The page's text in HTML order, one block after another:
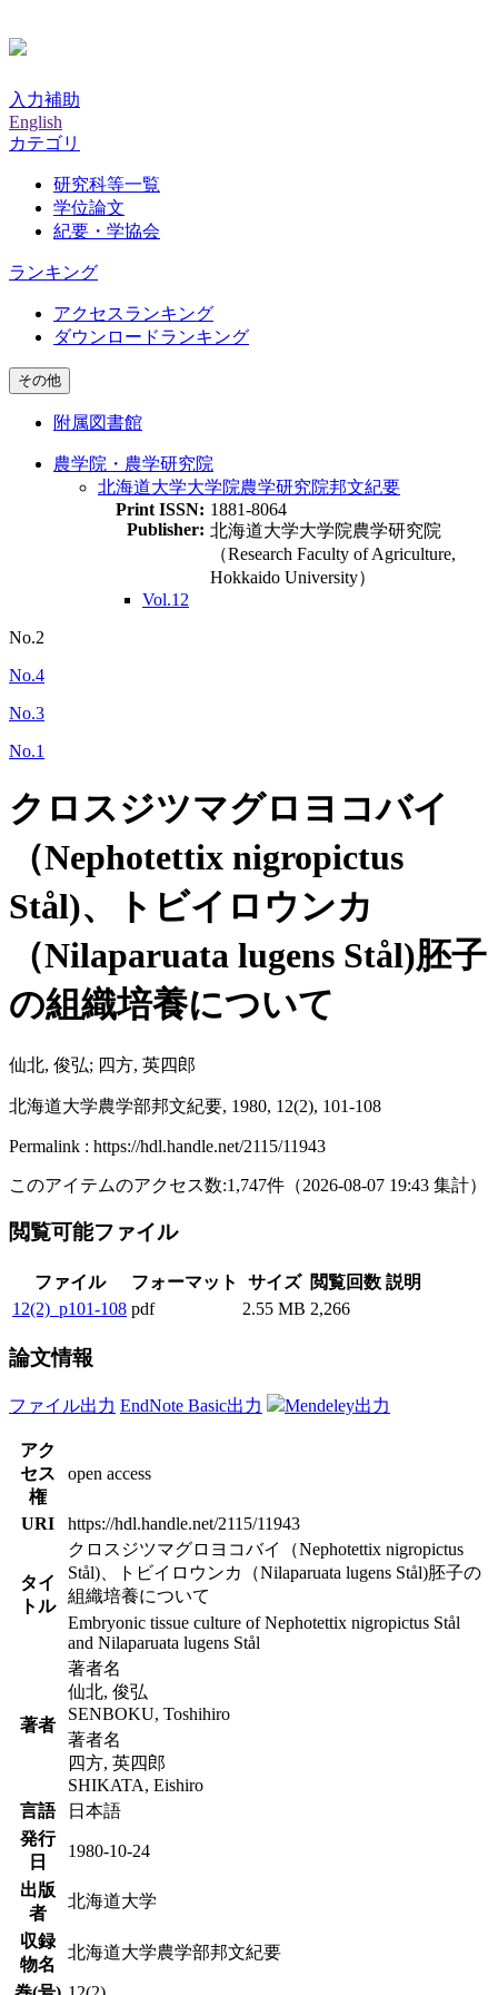
入力補助
English
カテゴリ
研究科等一覧
学位論文
紀要・学協会
ランキング
アクセスランキング
ダウンロードランキング
その他
附属図書館
農学院・農学研究院
北海道大学大学院農学研究院邦文紀要
Print ISSN: 1881-8064
Publisher: 北海道大学大学院農学研究院
（Research Faculty of Agriculture,
Hokkaido University）
Vol.12
No.2
No.4
No.3
No.1
クロスジツマグロヨコバイ
（Nephotettix nigropictus
Stål)、トビイロウンカ
（Nilaparuata lugens Stål)胚子
の組織培養について
仙北, 俊弘; 四方, 英四郎
北海道大学農学部邦文紀要, 1980, 12(2), 101-108
Permalink : https://hdl.handle.net/2115/11943
このアイテムのアクセス数:1,747件 （2026-08-07 19:43 集計）
閲覧可能ファイル
ファイル フォーマット サイズ 閲覧回数 説明
12(2)_p101-108 pdf 2.55 MB 2,266
論文情報
ファイル出力 EndNote Basic出力 Mendeley出力
アク
セス
権
open access
URI https://hdl.handle.net/2115/11943
タイ
トル
クロスジツマグロヨコバイ（Nephotettix nigropictus
Stål)、トビイロウンカ（Nilaparuata lugens Stål)胚子の
組織培養について
Embryonic tissue culture of Nephotettix nigropictus Stål
and Nilaparuata lugens Stål
著者
著者名
仙北, 俊弘
SENBOKU, Toshihiro
著者名
四方, 英四郎
SHIKATA, Eishiro
言語
日本語
発行
日
1980-10-24
出版
者
北海道大学
収録
物名
北海道大学農学部邦文紀要